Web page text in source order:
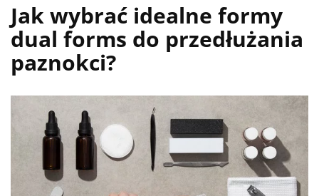
Jak wybrać idealne formy
dual forms do przedłużania
paznokci?